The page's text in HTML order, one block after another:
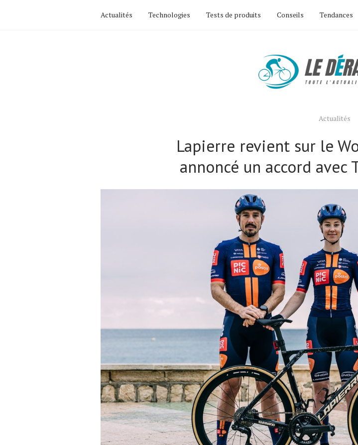
Actualités Technologies Tests de produits Conseils Tendances
Actualités
Lapierre revient sur le
annoncé un accord avec